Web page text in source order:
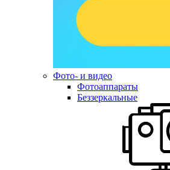
Фото- и видео
Фотоаппараты
Беззеркальные